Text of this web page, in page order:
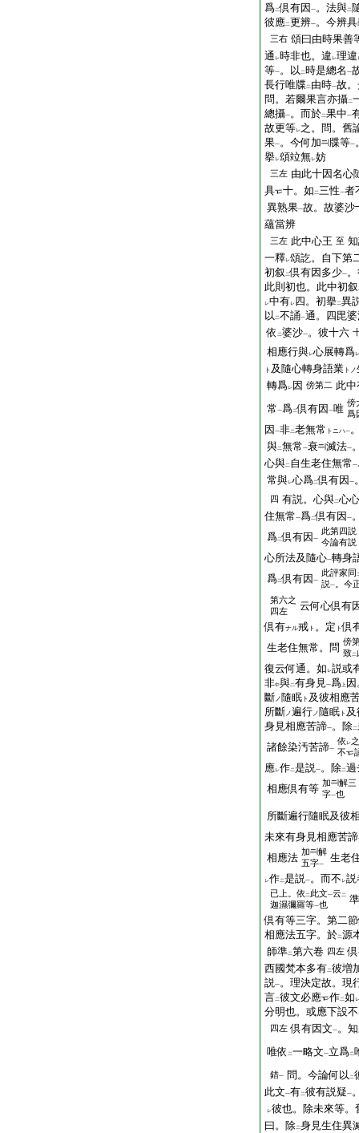
爲二倶有因 一。法與二
彼應二更辨一。今辨
三右 頌曰由時果
通 レ時非也。違 レ理違
等一。以 二時是總名 一
長行唯牒二 由時一故
問。若爾果言亦攝二
總攝一。而於二果中一
故更等レ之。問。舊
果一。今何加 牒等一
擧レ頌竝無レ妨
三左 由此十因名
具
十。如 二三性一者
異熟果一故。故婆沙
蘊當辨
三左 此中心王 至
一釋レ頌訖。自下第
初叙 二倶有因多少一
此則初也。此中初叙
レ中有レ四。初擧二異
以 二不誦一通。四毘
依 二婆沙一。彼十六
相應行與レ心展轉爲レ
ト 及隨心轉身語業 トノ
轉爲レ 因 傍第二 此
常一爲二倶有因 一唯 傍
爲
因 一非二老無常 トニハ一
與二無常一衰 滅法一
心與二 自生老住無常一
常與レ心爲二倶有因 一
四 有説。心與二心
住無常一爲二倶有因 一
爲二倶有因 一
此第四説
今論有説
心所法及隨心一轉身
爲二倶有因 一
此評家同
説一 。今
第六之
四左
云何心倶有
倶有ナル戒 ト 。定 ト倶
生老住無常。問 傍
致二
復云何通。如 レ説或
非中與二有身見一爲 上
斷ノ 隨眠 ト 及彼相應
所斷ノ遍行ノ 隨眠 ト
身見相應苦諦一。除二
諸餘染汚苦諦一
依レ
不
應レ作二是説一。除二過
相應倶有等 加
解三
字一也
所斷遍行隨眠及彼
未來有身見相應苦諦
相應法 加
解
五字一
生老
レ作二是説一。而不 レ説
已上。依二 此文一云二
迦濕彌羅等一也
準
倶有等三字。第二
相應法五字。於二源
師準二第六卷 四左
西國梵本多有二彼増
説一。理決定故。現
言二彼文必應 作二如 レ
分明也。或應下設不
四左 倶有因文一。知
唯依 二一略文一立爲二
錯一 問。今論何以 二
此文一有二彼有説疑一
レ彼也。除未來等。
曰。除二身見生住異